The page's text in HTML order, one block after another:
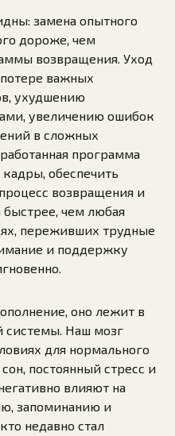
замена опытного
дороже, чем
возвращения. Уход
важных
ухудшению
увеличению ошибок
в сложных
программа
обеспечить
возвращения и
чем любая
переживших трудные
и поддержку
оно лежит в
системы. Наш мозг
для нормального
постоянный стресс и
влияют на
запоминанию и
недавно стал